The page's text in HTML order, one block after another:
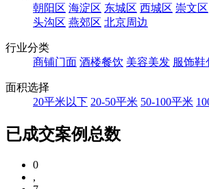
朝阳区 海淀区 东城区 西城区 崇文区
头沟区 燕郊区 北京周边
行业分类
商铺门面 酒楼餐饮 美容美发 服饰鞋
面积选择
20平米以下 20-50平米 50-100平米
已成交案例总数
0
,